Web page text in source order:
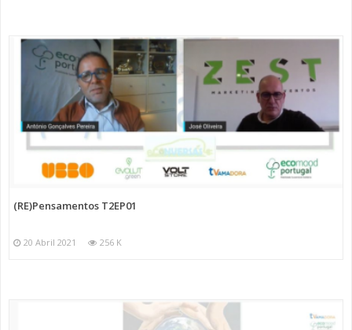
(RE)Pensamentos T2EP01
20 Abril 2021 256 K